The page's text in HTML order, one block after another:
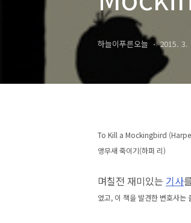
하늘이푸른오늘 2015. 3.
To Kill a Mockingbird
앵무새 죽이기(하퍼 리)
며칠전 재미있는 기사
었고, 이 책을 발견한 변호사는